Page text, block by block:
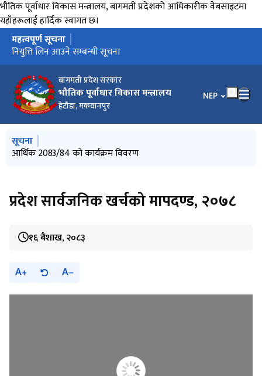
भौतिक पूर्वाधार विकास मन्त्रालय, बागमती प्रदेशको आधिकारीक वेबसाइटमा
यहाँहरूलाई हार्दिक स्वागत छ।
बागमती प्रदेश सरकार
भौतिक पूर्वाधार विकास मन्त्रालय
हेटौडा, मकवानपुर
भाषा चयन गर्नुहोस्
NEP
मुख्य नेभिगेसनमा जानुहोस्
महत्त्वपूर्ण सूचना
परामर्शदाताको आवेदन आह्वान सम्बन्धि सूचना
नियुत्ति लिन आउने सम्बन्धी सूचना
मुख्य नेभिगेसनमा जानुहोस्
सूचना
नियुत्ति लिन आउने सम्बन्धी सूचना
आर्थिक 2083/84 को कार्यक्रम विवरण
परामर्शदाताको आवेदन आह्वान सम्बन्धि सूचना
तह बृद्धिका लागि आवेदन माग सम्बन्धी सूचना
स्थानीय_तहमा_एकिकृत_विकास_कार्यक्रम_कार्यान्वयन_कार्यविधि_२०८१
प्रदेश सार्वजनिक खर्चको मापदण्ड, २०७८
१६ बैशाख, २०८३
A A